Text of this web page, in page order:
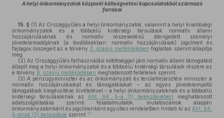
A helyi önkormányzatok központi költségvetési kapcsolatokból származó
forrásai
15. § (1) Az Országgyűlés a helyi önkormányzatok, valamint a helyi kisebbségi
önkormányzatok és a többcélú kistérségi társulások normatív állami
hozzájárulásának és normatív részesedésű átengedett személyi
jövedelemadójának (a továbbiakban: normatív hozzájárulások) jogcímeit és
fajlagos összegeit az e törvény 3. számú mellékletében foglaltak szerint állapítja
meg.
(2) Az Országgyűlés felhasználási kötöttséggel járó normatív állami támogatást
állapít meg a helyi önkormányzatok és a többcélú kistérségi társulások részére az
e törvény 8. számú mellékletében meghatározott feltételek szerint.
(3) A pénzügyminiszter és az önkormányzati és területfejlesztési miniszter a
normatív hozzájárulásokat és támogatásokat – az egyes jövedelempótló
támogatások kiegészítése kivételével – a helyi önkormányzatoknak és a többcélú
kistérségi társulásoknak az Áht. 64. §-a (1) bekezdésében meghatározott
adatszolgáltatása szerinti feladatmutatók, mutatószámok alapján
önkormányzatonként és jogcímenként együttes rendeletben hirdeti ki az Áht. 64.
§-ának (3) bekezdése szerint. 13